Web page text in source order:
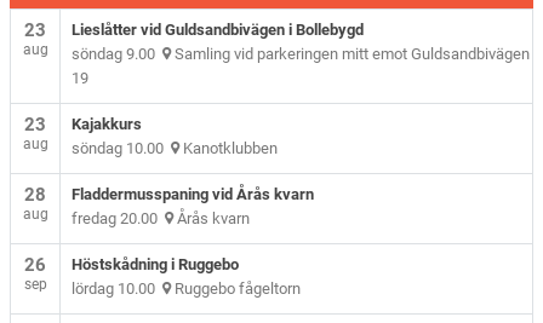
23
aug
Lieslåtter vid Guldsandbivägen i Bollebygd
söndag 9.00 Samling vid parkeringen mitt emot Guldsandbivägen
19
23
aug
Kajakkurs
söndag 10.00 Kanotklubben
28
aug
Fladdermusspaning vid Årås kvarn
fredag 20.00 Årås kvarn
26
sep
Höstskådning i Ruggebo
lördag 10.00 Ruggebo fågeltorn